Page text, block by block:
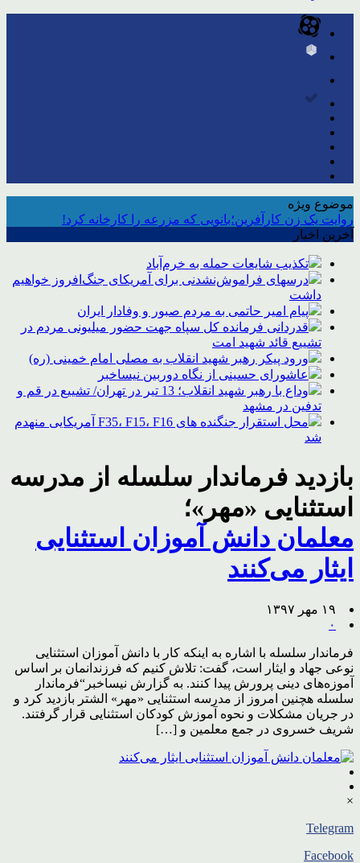
موضوع ویژه
روایت یک زن کارآفرین؛بانویی که مزرعه را کارخانه کرد!
آخرین اخبار
تکذیب شایعات حمله به خرم‌آباد
درسهای فراموش‌نشدنی برای آمریکای جنگ‌افروز خواهیم
داشت
پیام امیر حاتمی به مردم صبور و وفادار ایران
قدردانی فرمانده کل سپاه جهت حضور میلیونی مردم در
تشییع قائد شهید امت
ورود پیکر رهبر شهید انقلاب به مصلی امام خمینی (ره)
عاشورای حسینی از نگاه دوربین نیساخبر
وداع با رهبر شهید انقلاب؛ 13 تیر در تهران/ تشییع در قم و
تدفین در مشهد
محل استقرار جنگنده های F35، F15، F16 آمریکایی منهدم
شد
بازدید فرماندار سلسله از مدرسه
استثنایی «مهر»؛
معلمان دانش آموزان استثنایی
ایثار می‌کنند
۱۹ مهر ۱۳۹۷
۰
فرماندار سلسله با اشاره به اینکه کار با دانش آموزان استثنایی
نوعی جهاد و ایثار است، گفت: تلاش کنیم که فرزندانمان بر اساس
آموزه‌های دینی پرورش پیدا کنند. به گزارش نیساخبر“فرماندار
سلسله هچنین امروز از مدرسه استثنایی «مهر» الشتر بازدید کرد و
در جریان مشکلات و نحوه آموزش کودکان استثنایی قرار گرفتند.
شریف خسروی در جمع معلمین و […]
×
Telegram
Facebook